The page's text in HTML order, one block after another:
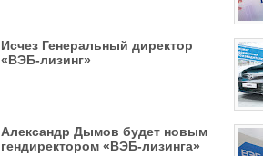
Исчез Генеральный директор
«ВЭБ-лизинг»
Александр Дымов будет новым
гендиректором «ВЭБ-лизинга»